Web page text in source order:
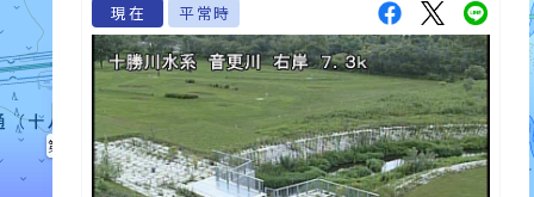
第二鈴蘭川(だいにすずらんがわ)
現在 平常時